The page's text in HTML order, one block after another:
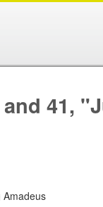
41,
Amadeus